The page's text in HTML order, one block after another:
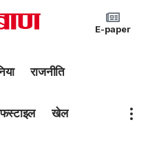
E-paper
राजनीति
खेल